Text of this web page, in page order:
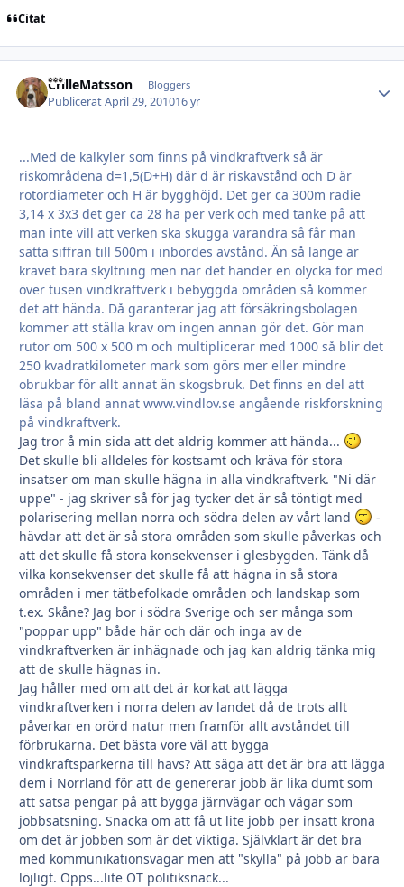
Citat
CrilleMatsson Bloggers
PubliceratApril 29, 201016 yr
...Med de kalkyler som finns på vindkraftverk så är
riskområdena d=1,5(D+H) där d är riskavstånd och D är
rotordiameter och H är bygghöjd. Det ger ca 300m radie
3,14 x 3x3 det ger ca 28 ha per verk och med tanke på att
man inte vill att verken ska skugga varandra så får man
sätta siffran till 500m i inbördes avstånd. Än så länge är
kravet bara skyltning men när det händer en olycka för med
över tusen vindkraftverk i bebyggda områden så kommer
det att hända. Då garanterar jag att försäkringsbolagen
kommer att ställa krav om ingen annan gör det. Gör man
rutor om 500 x 500 m och multiplicerar med 1000 så blir det
250 kvadratkilometer mark som görs mer eller mindre
obrukbar för allt annat än skogsbruk. Det finns en del att
läsa på bland annat www.vindlov.se angående riskforskning
på vindkraftverk.
Jag tror å min sida att det aldrig kommer att hända...
Det skulle bli alldeles för kostsamt och kräva för stora
insatser om man skulle hägna in alla vindkraftverk. "Ni där
uppe" - jag skriver så för jag tycker det är så töntigt med
polarisering mellan norra och södra delen av vårt land
-
hävdar att det är så stora områden som skulle påverkas och
att det skulle få stora konsekvenser i glesbygden. Tänk då
vilka konsekvenser det skulle få att hägna in så stora
områden i mer tätbefolkade områden och landskap som
t.ex. Skåne? Jag bor i södra Sverige och ser många som
"poppar upp" både här och där och inga av de
vindkraftverken är inhägnade och jag kan aldrig tänka mig
att de skulle hägnas in.
Jag håller med om att det är korkat att lägga
vindkraftverken i norra delen av landet då de trots allt
påverkar en orörd natur men framför allt avståndet till
förbrukarna. Det bästa vore väl att bygga
vindkraftsparkerna till havs? Att säga att det är bra att lägga
dem i Norrland för att de genererar jobb är lika dumt som
att satsa pengar på att bygga järnvägar och vägar som
jobbsatsning. Snacka om att få ut lite jobb per insatt krona
om det är jobben som är det viktiga. Självklart är det bra
med kommunikationsvägar men att "skylla" på jobb är bara
löjligt. Opps...lite OT politiksnack...